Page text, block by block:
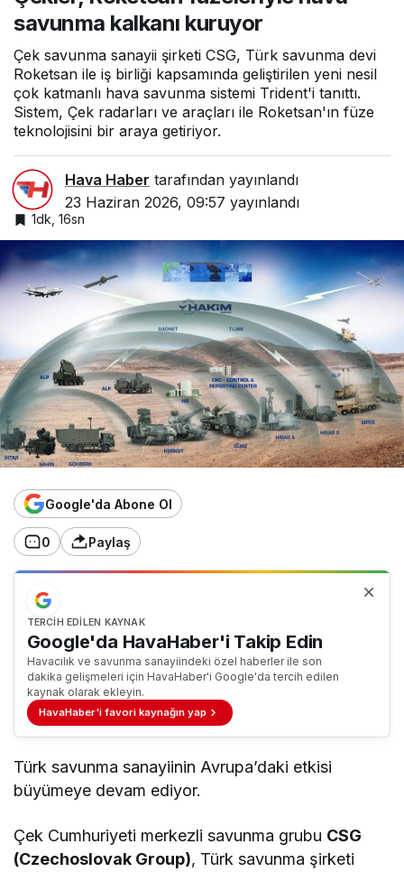
kuruyor
savunma kalkanı kuruyor
Çek savunma sanayii şirketi CSG, Türk savunma devi
Roketsan ile iş birliği kapsamında geliştirilen yeni nesil
çok katmanlı hava savunma sistemi Trident'i tanıttı.
Sistem, Çek radarları ve araçları ile Roketsan'ın füze
teknolojisini bir araya getiriyor.
Hava Haber tarafından yayınlandı
23 Haziran 2026, 09:57 yayınlandı
1dk, 16sn
Google'da Abone Ol
0 Paylaş
TERCIH EDILEN KAYNAK
Google'da HavaHaber'i Takip Edin
Havacılık ve savunma sanayiindeki özel haberler ile son
dakika gelişmeleri için HavaHaber'i Google'da tercih edilen
kaynak olarak ekleyin.
HavaHaber'i favori kaynağın yap
Türk savunma sanayiinin Avrupa’daki etkisi
büyümeye devam ediyor.
Çek Cumhuriyeti merkezli savunma grubu CSG
(Czechoslovak Group), Türk savunma şirketi